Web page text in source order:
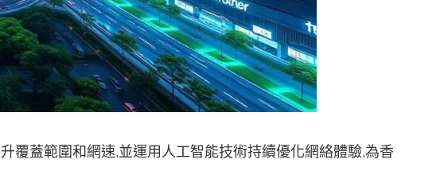
蓋範圍和網速,並運用人工智能技術持續優化網絡體驗,為香